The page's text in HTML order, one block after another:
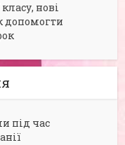
нові
допомогти
під час